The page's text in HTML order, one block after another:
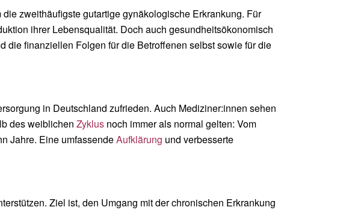
zweithäufigste gutartige gynäkologische Erkrankung. Für
ihrer Lebensqualität. Doch auch gesundheitsökonomisch
die finanziellen Folgen für die Betroffenen selbst sowie für die
in Deutschland zufrieden. Auch Mediziner:innen sehen
des weiblichenZyklus noch immer als normal gelten: Vom
Jahre. Eine umfassendeAufklärung und verbesserte
Ziel ist, den Umgang mit der chronischen Erkrankung